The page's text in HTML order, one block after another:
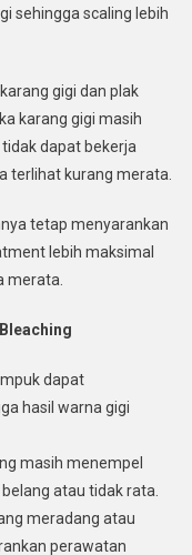
sehingga scaling lebih
gigi dan plak
karang gigi masih
tidak dapat bekerja
terlihat kurang merata.
tetap menyarankan
lebih maksimal
merata.
dapat
hasil warna gigi
masih menempel
atau tidak rata.
meradang atau
perawatan